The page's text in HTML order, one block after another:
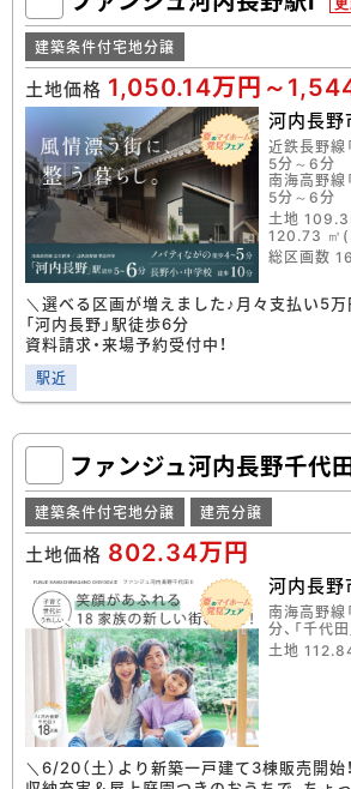
建築条件付宅地分譲
土地価格 1,050.14万円～
駅近
河内長野
近鉄長野線
5分～6分
南海高野線
5分～6分
土地
120.73 ㎡
総区画数
＼選べる区画が増えました♪月々支払い5
「河内長野」駅徒歩6分
資料請求・来場予約受付中！
ファンジュ河内長野千代
建築条件付宅地分譲 建売分譲
土地価格 802.34万円
河内長野
南海高野線
分、「千代
土地
＼6/20（土）より新築一戸建て3棟販売開始